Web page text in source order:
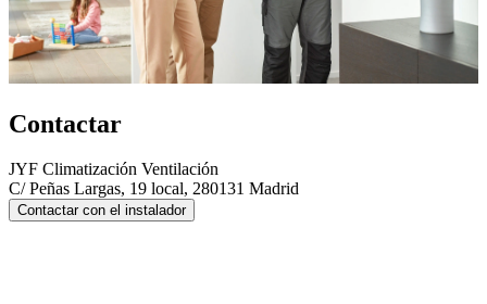
Contactar
JYF Climatización Ventilación
C/ Peñas Largas, 19 local, 280131 Madrid
Contactar con el instalador